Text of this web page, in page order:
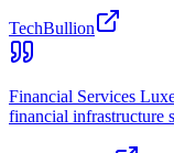
TechBullion
Financial Services
financial infrastructure